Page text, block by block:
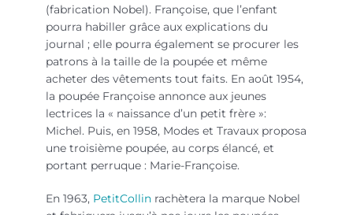
(fabrication Nobel). Françoise, que l’enfant
pourra habiller grâce aux explications du
journal ; elle pourra également se procurer les
patrons à la taille de la poupée et même
acheter des vêtements tout faits. En août 1954,
la poupée Françoise annonce aux jeunes
lectrices la « naissance d’un petit frère »:
Michel. Puis, en 1958, Modes et Travaux proposa
une troisième poupée, au corps élancé, et
portant perruque : Marie-Françoise.
En 1963, PetitCollin rachètera la marque Nobel